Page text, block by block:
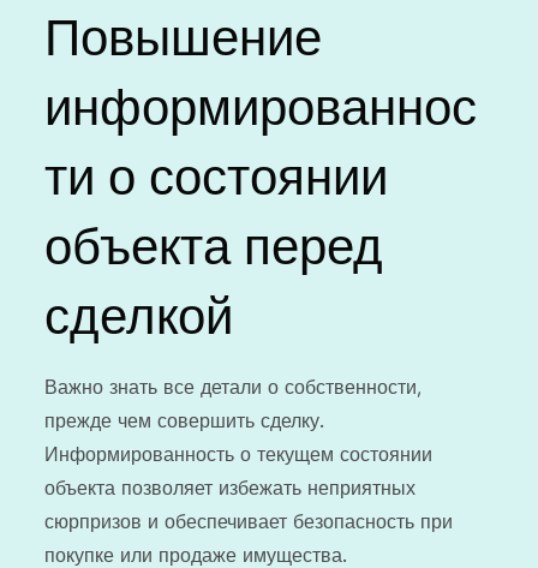
Повышение
информированнос
ти о состоянии
объекта перед
сделкой
Важно знать все детали о собственности,
прежде чем совершить сделку.
Информированность о текущем состоянии
объекта позволяет избежать неприятных
сюрпризов и обеспечивает безопасность при
покупке или продаже имущества.